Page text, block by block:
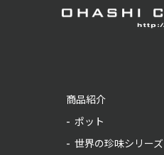
商品紹介
ポット
世界の珍味シリーズ